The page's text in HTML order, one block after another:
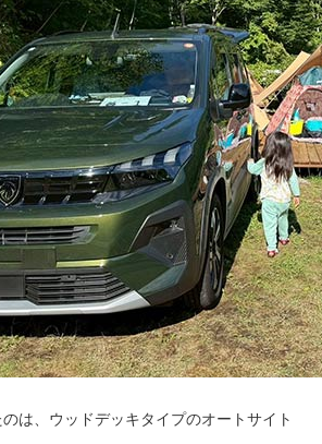
は、ウッドデッキタイプのオートサイト